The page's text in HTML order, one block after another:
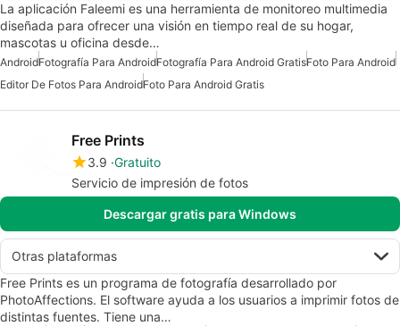
La aplicación Faleemi es una herramienta de monitoreo multimedia
diseñada para ofrecer una visión en tiempo real de su hogar,
mascotas u oficina desde…
AndroidFotografía Para AndroidFotografía Para Android GratisFoto Para Android
Editor De Fotos Para AndroidFoto Para Android Gratis
Free Prints
3.9 Gratuito
Servicio de impresión de fotos
Descargar gratis para Windows
Otras plataformas
Free Prints es un programa de fotografía desarrollado por
PhotoAffections. El software ayuda a los usuarios a imprimir fotos de
distintas fuentes. Tiene una…